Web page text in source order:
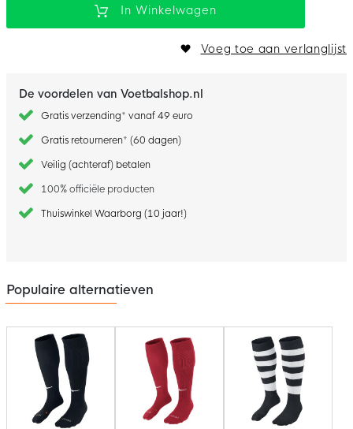
In Winkelwagen
Voeg toe aan verlanglijst
De voordelen van Voetbalshop.nl
Gratis verzending* vanaf 49 euro
Gratis retourneren* (60 dagen)
Veilig (achteraf) betalen
100% officiële producten
Thuiswinkel Waarborg (10 jaar!)
Populaire alternatieven